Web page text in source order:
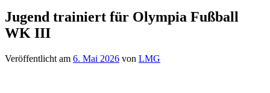
Jugend trainiert für Olympia Fußball
WK III
Veröffentlicht am 6. Mai 2026 von LMG